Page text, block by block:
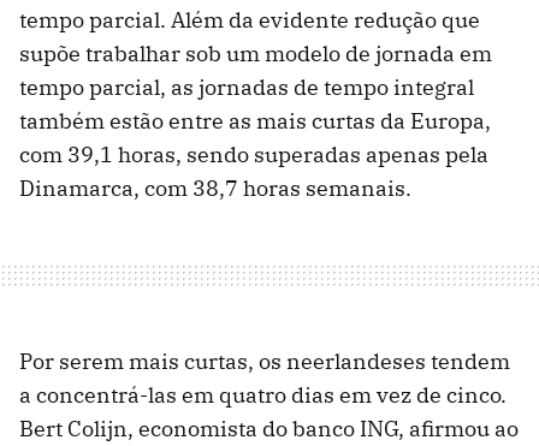
tempo parcial. Além da evidente redução que
supõe trabalhar sob um modelo de jornada em
tempo parcial, as jornadas de tempo integral
também estão entre as mais curtas da Europa,
com 39,1 horas, sendo superadas apenas pela
Dinamarca, com 38,7 horas semanais.
Por serem mais curtas, os neerlandeses tendem
a concentrá-las em quatro dias em vez de cinco.
Bert Colijn, economista do banco ING, afirmou ao